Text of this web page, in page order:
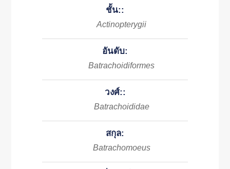
ชั้น::
Actinopterygii
อันดับ:
Batrachoidiformes
วงศ์::
Batrachoididae
สกุล:
Batrachomoeus